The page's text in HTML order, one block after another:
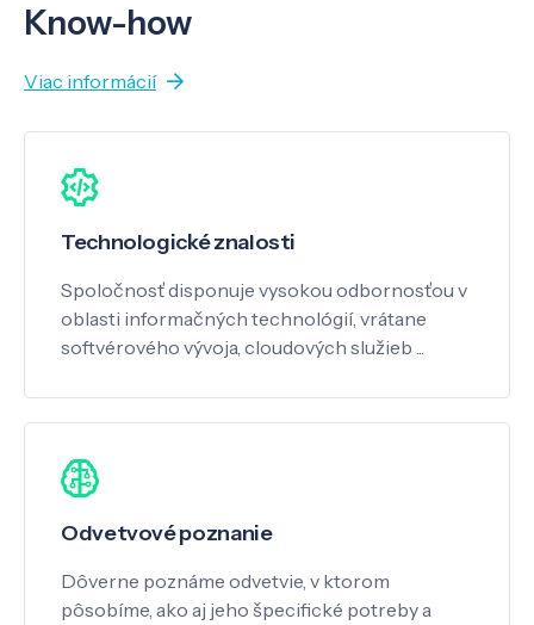
Know-how
Viac informácií
Technologické znalosti
Spoločnosť disponuje vysokou odbornosťou v
oblasti informačných technológií, vrátane
softvérového vývoja, cloudových služieb ...
Odvetvové poznanie
Dôverne poznáme odvetvie, v ktorom
pôsobíme, ako aj jeho špecifické potreby a